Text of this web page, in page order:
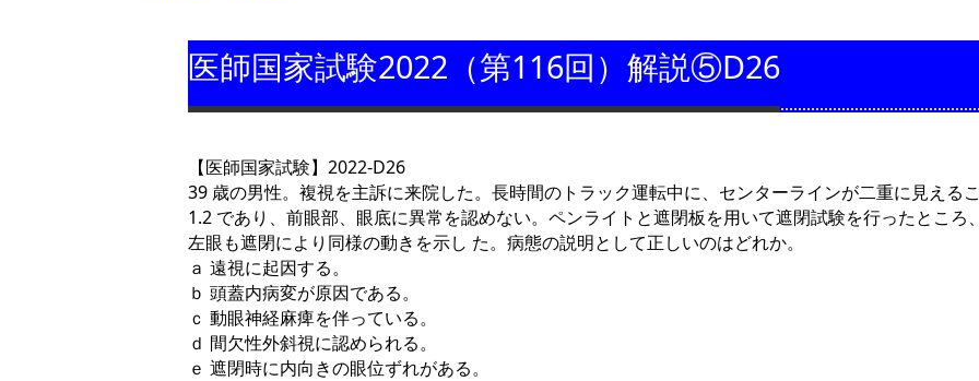
医師国家試験2022（第116回）解説⑤D26
【医師国家試験】2022-D26
39 歳の男性。複視を主訴に来院した。長時間のトラック運転中に、センターラインが二重に見える
1.2 であり、前眼部、眼底に異常を認めない。ペンライトと遮閉板を用いて遮閉試験を行ったとこ
左眼も遮閉により同様の動きを示し た。病態の説明として正しいのはどれか。
ａ 遠視に起因する。
ｂ 頭蓋内病変が原因である。
ｃ 動眼神経麻痺を伴っている。
ｄ 間欠性外斜視に認められる。
ｅ 遮閉時に内向きの眼位ずれがある。